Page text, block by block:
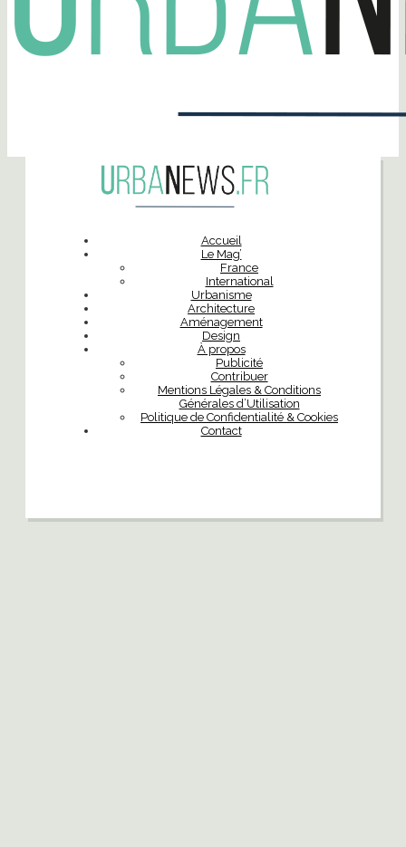
Accueil
Le Mag’
France
International
Urbanisme
Architecture
Aménagement
Design
À propos
Publicité
Contribuer
Mentions Légales & Conditions
Générales d’Utilisation
Politique de Confidentialité & Cookies
Contact